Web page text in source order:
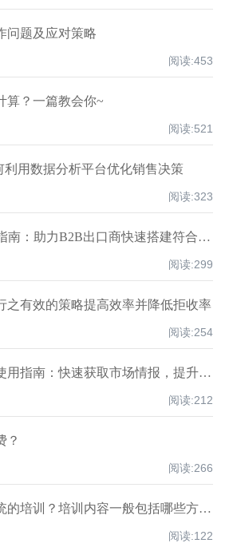
问题及应对策略
阅读:453
算？一篇教会你~
阅读:521
利用数据分析平台优化销售决策
阅读:323
150+行业模板及定制指南：助力B2B出口商快速搭建符合市场需求的智能网站
阅读:299
之有效的策略提高效率并降低拒收率
阅读:254
进出口数据查询工具使用指南：快速获取市场情报，提升外贸决策效率
阅读:212
？
阅读:266
外贸公司是否提供系统的培训？培训内容一般包括哪些方面？
阅读:122